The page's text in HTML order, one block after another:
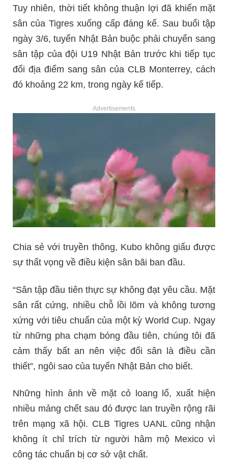
Tuy nhiên, thời tiết không thuận lợi đã khiến mặt
sân của Tigres xuống cấp đáng kể. Sau buổi tập
ngày 3/6, tuyển Nhật Bản buộc phải chuyển sang
sân tập của đội U19 Nhật Bản trước khi tiếp tục
đổi địa điểm sang sân của CLB Monterrey, cách
đó khoảng 22 km, trong ngày kế tiếp.
Advertisements
Chia sẻ với truyền thông, Kubo không giấu được
sự thất vọng về điều kiện sân bãi ban đầu.
“Sân tập đầu tiên thực sự không đạt yêu cầu. Mặt
sân rất cứng, nhiều chỗ lồi lõm và không tương
xứng với tiêu chuẩn của một kỳ World Cup. Ngay
từ những pha chạm bóng đầu tiên, chúng tôi đã
cảm thấy bất an nên việc đổi sân là điều cần
thiết”, ngôi sao của tuyển Nhật Bản cho biết.
Những hình ảnh về mặt cỏ loang lổ, xuất hiện
nhiều mảng chết sau đó được lan truyền rộng rãi
trên mạng xã hội. CLB Tigres UANL cũng nhận
không ít chỉ trích từ người hâm mộ Mexico vì
công tác chuẩn bị cơ sở vật chất.